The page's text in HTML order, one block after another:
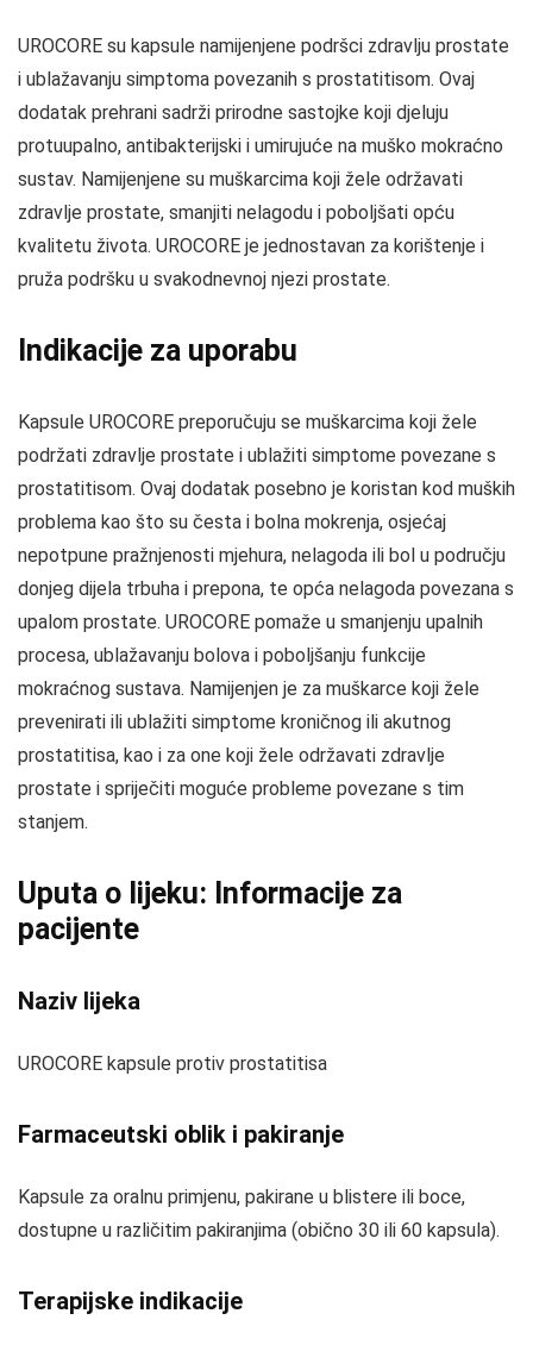
UROCORE su kapsule namijenjene podršci zdravlju prostate
i ublažavanju simptoma povezanih s prostatitisom. Ovaj
dodatak prehrani sadrži prirodne sastojke koji djeluju
protuupalno, antibakterijski i umirujuće na muško mokraćno
sustav. Namijenjene su muškarcima koji žele održavati
zdravlje prostate, smanjiti nelagodu i poboljšati opću
kvalitetu života. UROCORE je jednostavan za korištenje i
pruža podršku u svakodnevnoj njezi prostate.
Indikacije za uporabu
Kapsule UROCORE preporučuju se muškarcima koji žele
podržati zdravlje prostate i ublažiti simptome povezane s
prostatitisom. Ovaj dodatak posebno je koristan kod muških
problema kao što su česta i bolna mokrenja, osjećaj
nepotpune pražnjenosti mjehura, nelagoda ili bol u području
donjeg dijela trbuha i prepona, te opća nelagoda povezana s
upalom prostate. UROCORE pomaže u smanjenju upalnih
procesa, ublažavanju bolova i poboljšanju funkcije
mokraćnog sustava. Namijenjen je za muškarce koji žele
prevenirati ili ublažiti simptome kroničnog ili akutnog
prostatitisa, kao i za one koji žele održavati zdravlje
prostate i spriječiti moguće probleme povezane s tim
stanjem.
Uputa o lijeku: Informacije za
pacijente
Naziv lijeka
UROCORE kapsule protiv prostatitisa
Farmaceutski oblik i pakiranje
Kapsule za oralnu primjenu, pakirane u blistere ili boce,
dostupne u različitim pakiranjima (obično 30 ili 60 kapsula).
Terapijske indikacije